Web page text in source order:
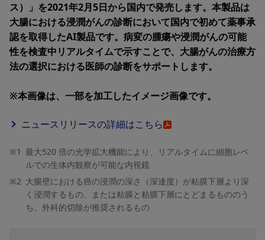
ス）」を2021年2月5日から国内で発売します。本製品は
大腸における浸潤がんの診断において国内で初めて薬事承
認を取得したAI製品です。病変の腫瘍や浸潤がんの可能
性を検査中リアルタイムで示すことで、大腸がんの治療方
法の選択における医師の診断をサポートします。
※本画像は、一部を加工したイメージ画像です。
ニュースリリースの詳細はこちら
※1 最大520 倍の光学拡大機能により、リアルタイムに細胞レベ
ルでの生体内観察が可能な内視鏡
※2 大腸壁における癌の浸潤の深さ（深達度）が粘膜下層より深
く浸潤するもの、または粘膜と粘膜下層にとどまるもののう
ち、外科的切除が推奨されるもの